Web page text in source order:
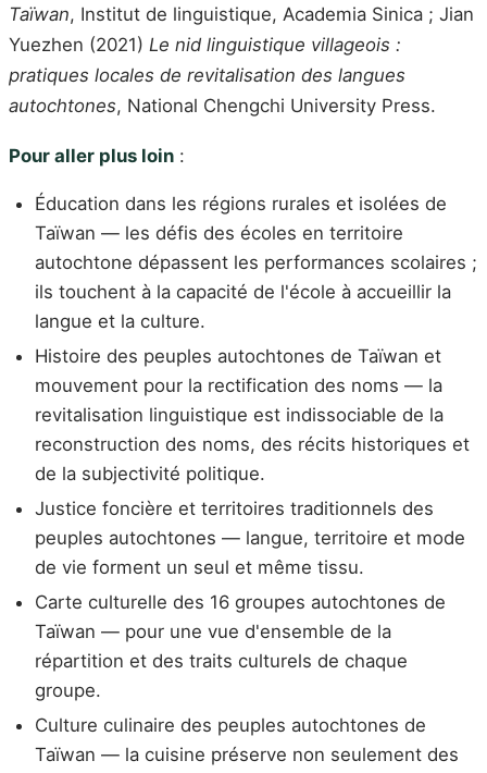
Taïwan, Institut de linguistique, Academia Sinica ; Jian
Yuezhen (2021) Le nid linguistique villageois :
pratiques locales de revitalisation des langues
autochtones, National Chengchi University Press.
Pour aller plus loin :
Éducation dans les régions rurales et isolées de
Taïwan — les défis des écoles en territoire
autochtone dépassent les performances scolaires ;
ils touchent à la capacité de l'école à accueillir la
langue et la culture.
Histoire des peuples autochtones de Taïwan et
mouvement pour la rectification des noms — la
revitalisation linguistique est indissociable de la
reconstruction des noms, des récits historiques et
de la subjectivité politique.
Justice foncière et territoires traditionnels des
peuples autochtones — langue, territoire et mode
de vie forment un seul et même tissu.
Carte culturelle des 16 groupes autochtones de
Taïwan — pour une vue d'ensemble de la
répartition et des traits culturels de chaque
groupe.
Culture culinaire des peuples autochtones de
Taïwan — la cuisine préserve non seulement des